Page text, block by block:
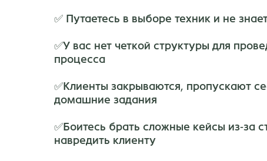
✅ Путаетесь в выборе техник и не
✅У вас нет четкой структуры для
процесса
✅Клиенты закрываются, пропускают
домашние задания
✅Боитесь брать сложные кейсы из-за
навредить клиенту